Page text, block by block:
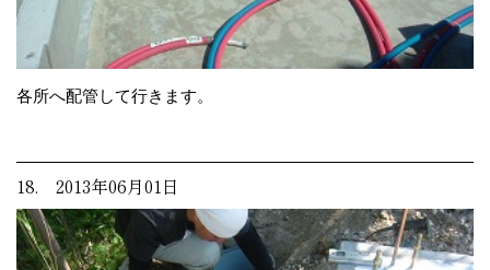
各所へ配管して行きます。
18. 2013年06月01日